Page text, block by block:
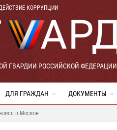
КОРРУПЦИИ
ГВАРДИИ РОССИЙСКОЙ ФЕДЕРАЦИИ
ДЛЯ ГРАЖДАН ДОКУМЕНТЫ
в Москве